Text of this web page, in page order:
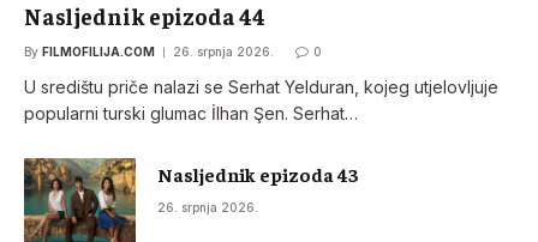
Nasljednik epizoda 44
By FILMOFILIJA.COM 26. srpnja 2026. 0
U središtu priče nalazi se Serhat Yelduran, kojeg utjelovljuje
popularni turski glumac İlhan Şen. Serhat…
Nasljednik epizoda 43
26. srpnja 2026.